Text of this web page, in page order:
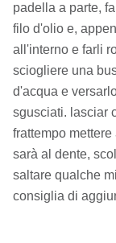
padella a parte,
filo d'olio e,
all'interno e farli
sciogliere una
d'acqua e
sgusciati. lasciar
frattempo
sarà al dente,
saltare qualche
consiglia di